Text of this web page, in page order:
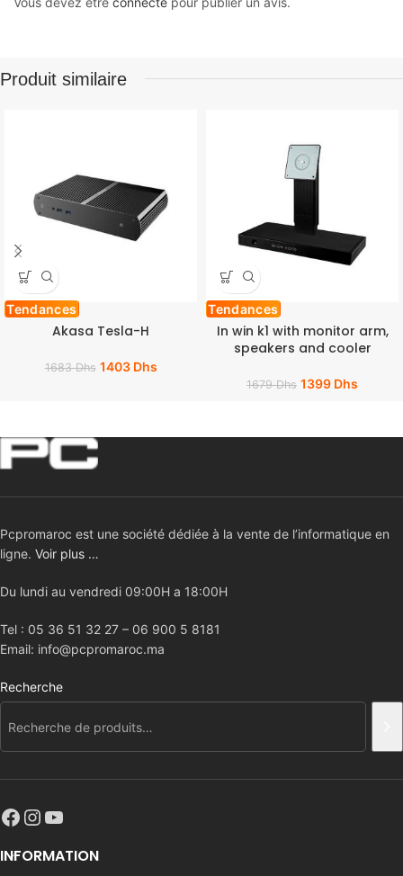
Produit similaire
Tendances
Akasa Tesla-H
1683Dhs 1403 Dhs
Tendances
In win k1 with monitor arm,
speakers and cooler
1679Dhs 1399 Dhs
Pcpromaroc est une société dédiée à la vente de l’informatique en
ligne. Voir plus …
Du lundi au vendredi 09:00H a 18:00H
Tel : 05 36 51 32 27 – 06 900 5 8181
Email: info@pcpromaroc.ma
Recherche
INFORMATION